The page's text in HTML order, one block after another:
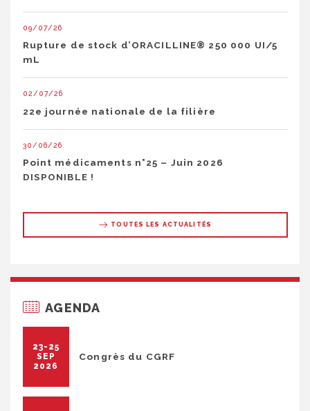
09/07/26
Rupture de stock d’ORACILLINE® 250 000 UI/5
mL
02/07/26
22e journée nationale de la filière
30/06/26
Point médicaments n°25 – Juin 2026
DISPONIBLE !
TOUTES LES ACTUALITÉS
AGENDA
23-25
SEP
2026
Congrès du CGRF